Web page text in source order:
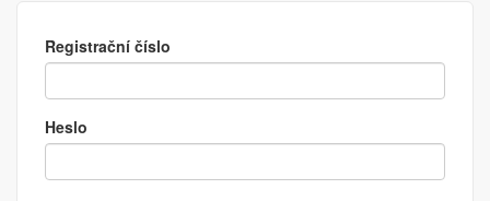
Registrační číslo
Heslo